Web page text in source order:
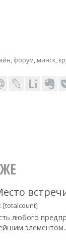
, форум, минск,
[totalcount]
любого